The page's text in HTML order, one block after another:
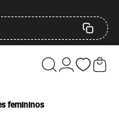
femininos